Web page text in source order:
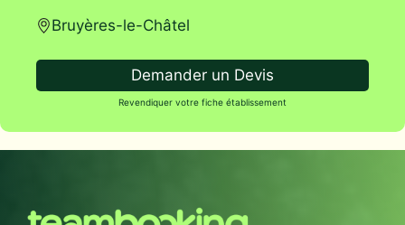
Bruyères-le-Châtel
Demander un Devis
Revendiquer votre fiche établissement